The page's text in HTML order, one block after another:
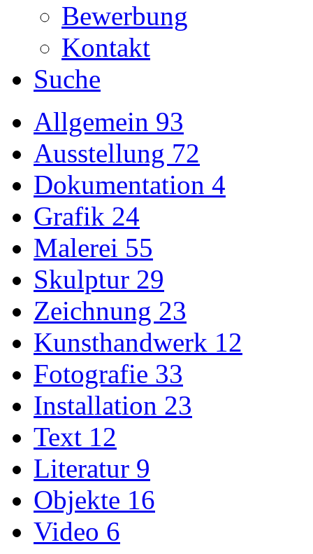
Bewerbung
Kontakt
Suche
Allgemein 93
Ausstellung 72
Dokumentation 4
Grafik 24
Malerei 55
Skulptur 29
Zeichnung 23
Kunsthandwerk 12
Fotografie 33
Installation 23
Text 12
Literatur 9
Objekte 16
Video 6